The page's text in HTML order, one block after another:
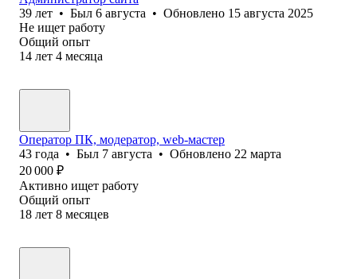
39 лет • Был 6 августа • Обновлено 15 августа 2025
Не ищет работу
Общий опыт
14 лет 4 месяца
Оператор ПК, модератор, web-мастер
43 года • Был 7 августа • Обновлено 22 марта
20 000 ₽
Активно ищет работу
Общий опыт
18 лет 8 месяцев